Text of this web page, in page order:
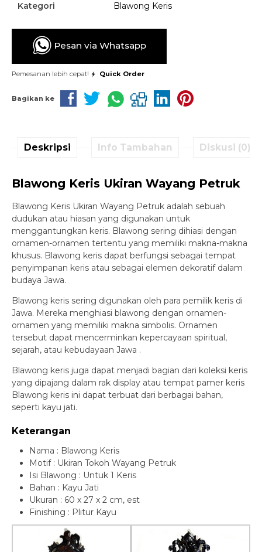
Kategori Blawong Keris
Pesan via Whatsapp
Pemesanan lebih cepat! Quick Order
Bagikan ke
Deskripsi Info Tambahan Diskusi (0)
Blawong Keris Ukiran Wayang Petruk
Blawong Keris Ukiran Wayang Petruk adalah sebuah
dudukan atau hiasan yang digunakan untuk
menggantungkan keris. Blawong sering dihiasi dengan
ornamen-ornamen tertentu yang memiliki makna-makna
khusus. Blawong keris dapat berfungsi sebagai tempat
penyimpanan keris atau sebagai elemen dekoratif dalam
budaya Jawa.
Blawong keris sering digunakan oleh para pemilik keris di
Jawa. Mereka menghiasi blawong dengan ornamen-
ornamen yang memiliki makna simbolis. Ornamen
tersebut dapat mencerminkan kepercayaan spiritual,
sejarah, atau kebudayaan Jawa .
Blawong keris juga dapat menjadi bagian dari koleksi keris
yang dipajang dalam rak display atau tempat pamer keris
Blawong keris ini dapat terbuat dari berbagai bahan,
seperti kayu jati.
Keterangan
Nama : Blawong Keris
Motif : Ukiran Tokoh Wayang Petruk
Isi Blawong : Untuk 1 Keris
Bahan : Kayu Jati
Ukuran : 60 x 27 x 2 cm, est
Finishing : Plitur Kayu